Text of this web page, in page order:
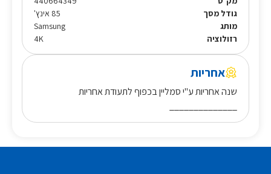
גודל מסך
85 אינץ'
מותג
Samsung
רזולוציה
4K
אחריות
שנה אחריות ע"י סמליין בכפוף לתעודת אחריות